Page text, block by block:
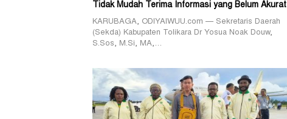
Tidak Mudah Terima Informasi yang Belum Akurat
KARUBAGA, ODIYAIWUU.com — Sekretaris Daerah
(Sekda) Kabupaten Tolikara Dr Yosua Noak Douw,
S.Sos, M.Si, MA,…